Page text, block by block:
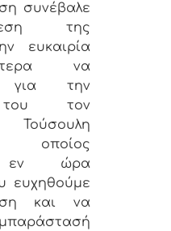
συνέβαλε
της
ευκαιρία
να
για την
του τον
εν ώρα
ευχηθούμε
και να